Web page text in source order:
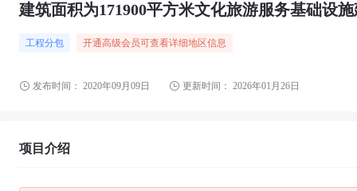
建筑面积为171900平方米文化旅游服务基础设
工程分包 开通高级会员可查看详细地区信息
发布时间： 2020年09月09日 更新时间： 2026年01月26日
项目介绍